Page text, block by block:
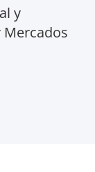
y
Mercados